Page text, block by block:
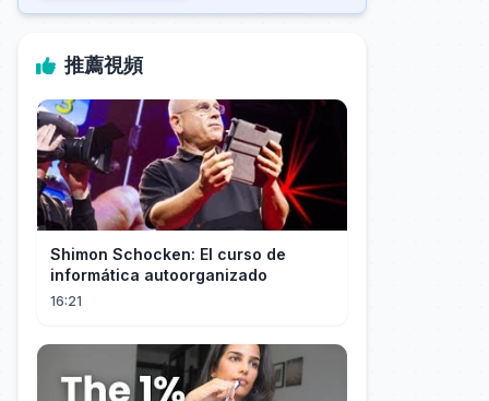
推薦視頻
Shimon Schocken: El curso de
informática autoorganizado
16:21